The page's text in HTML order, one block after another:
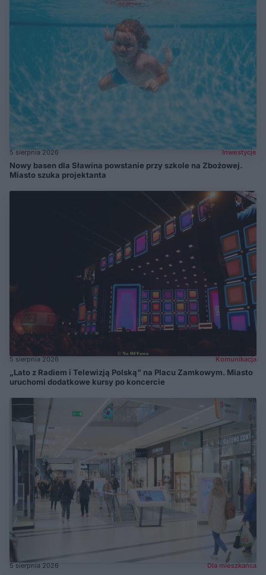
5 sierpnia 2026 Inwestycje
Nowy basen dla Sławina powstanie przy szkole na Zbożowej.
Miasto szuka projektanta
5 sierpnia 2026 Komunikacja
„Lato z Radiem i Telewizją Polską” na Placu Zamkowym. Miasto
uruchomi dodatkowe kursy po koncercie
5 sierpnia 2026 Dla mieszkańca